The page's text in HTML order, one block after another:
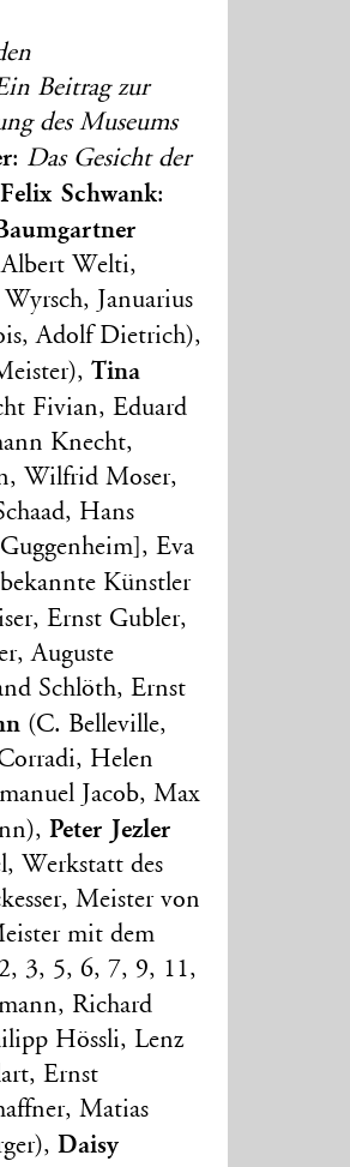
Beitrag zur
des Museums
: Das Gesicht der
Felix Schwank:
Welti,
Januarius
Adolf Dietrich),
Tina
Fivian, Eduard
Knecht,
Wilfrid Moser,
Hans
Eva
Künstler
Ernst Gubler,
Auguste
Schlöth, Ernst
(C. Belleville,
Helen
Jacob, Max
Peter Jezler
Werkstatt des
Meister von
mit dem
3, 5, 6, 7, 9, 11,
Richard
Hössli, Lenz
Ernst
Matias
Daisy